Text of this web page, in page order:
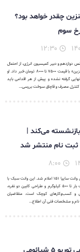
چقدر خواهد بود؟
سوم
دوازدهم و دبیر کمیسیون انرژی، از احتمال
اجرای طرح «نرخ سوم بنزین» با قیمت ۷۵۰۰ تا ۸۰۰۰ تومان خبر داد. او
گرفته نشده و پیش از هر اقدامی باید
کنترل مصرف و قاچاق سوخت بررسی...
بازنشسته می‌کند |
ثبت نام منتشر شد
شرایط پیش فروش نقدی وانت سایپا ۱۵۱ اعلام شد. این وانت سبک با
موتور ۱.۵ لیتری، ظرفیت بار تا ۵۰۰ کیلوگرم و طراحی کابین دو نفره،
و کسب‌وکارهای کوچک است. متقاضیان
نام و مشخصات فنی آن اطلاع...